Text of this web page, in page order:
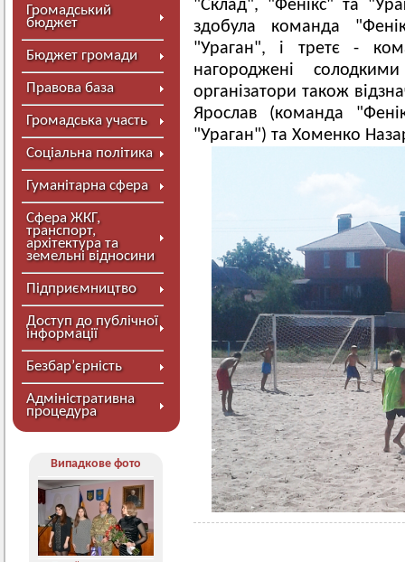
Громадський
бюджет
Бюджет громади
Правова база
Громадська участь
Соціальна політика
Гуманітарна сфера
Сфера ЖКГ,
транспорт,
архітектура та
земельні відносини
Підприємництво
Доступ до публічної
інформації
Безбар’єрність
Адміністративна
процедура
Випадкове фото
"Склад", "Фенікс" та
здобула команда
"Ураган", і третє -
нагороджені
організатори також
Ярослав (команда
"Ураган") та Хоменко